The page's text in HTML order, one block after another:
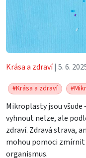
Krása a zdraví| 5. 6.
#Krása a zdraví
Mikroplasty jsou všude
vyhnout nelze, ale
zdraví. Zdravá strava,
mohou pomoci zmírnit
organismus.